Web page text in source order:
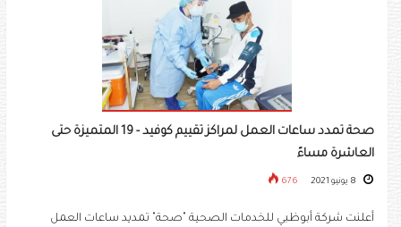
صحة تمدد ساعات العمل لمراكز تقييم كوفيد - 19 المتميزة حتى
العاشرة مساءً
676
أعلنت شركة أبوظبي للخدمات الصحية "صحة" تمديد ساعات العمل